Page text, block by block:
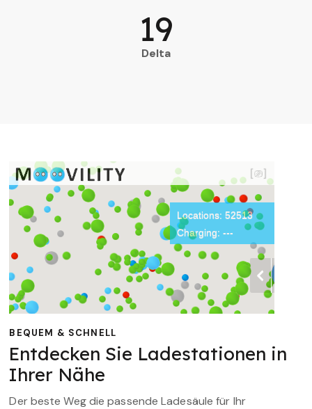
Delta
19
BEQUEM & SCHNELL
Entdecken Sie Ladestationen in
Ihrer Nähe
Der beste Weg die passende Ladesäule für Ihr